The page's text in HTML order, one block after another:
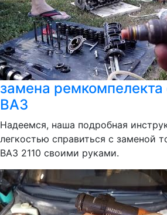
замена
ВАЗ
Надеемся, наша подробная
легкостью справиться с заменой
ВАЗ 2110 своими руками.